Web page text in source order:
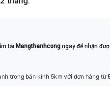
tại Mangthanhcong ngay để nhận
trong bán kính 5km với đơn hàng từ